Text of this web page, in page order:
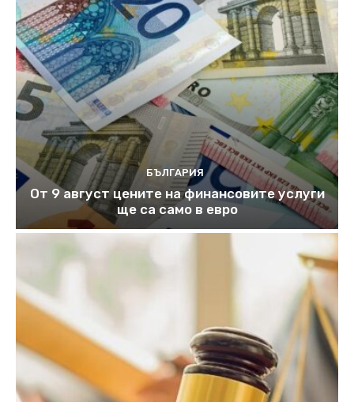
БЪЛГАРИЯ
От 9 август цените на финансовите услуги
ще са само в евро